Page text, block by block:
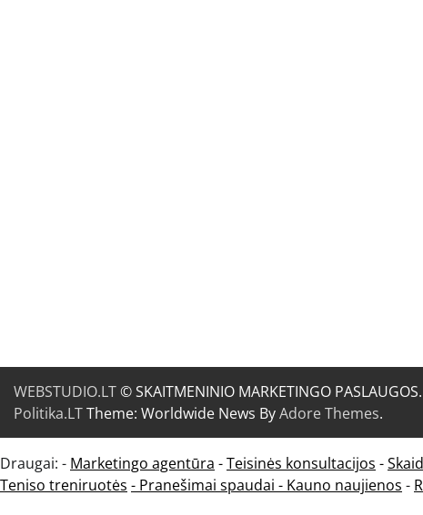
WEBSTUDIO.LT© SKAITMENINIO MARKETINGO
Politika.LTTheme: Worldwide News ByAdore Themes.
Draugai: - Marketingo agentūra -Teisinės konsultacijos -
Teniso treniruotės - Pranešimai spaudai - Kauno naujienos -